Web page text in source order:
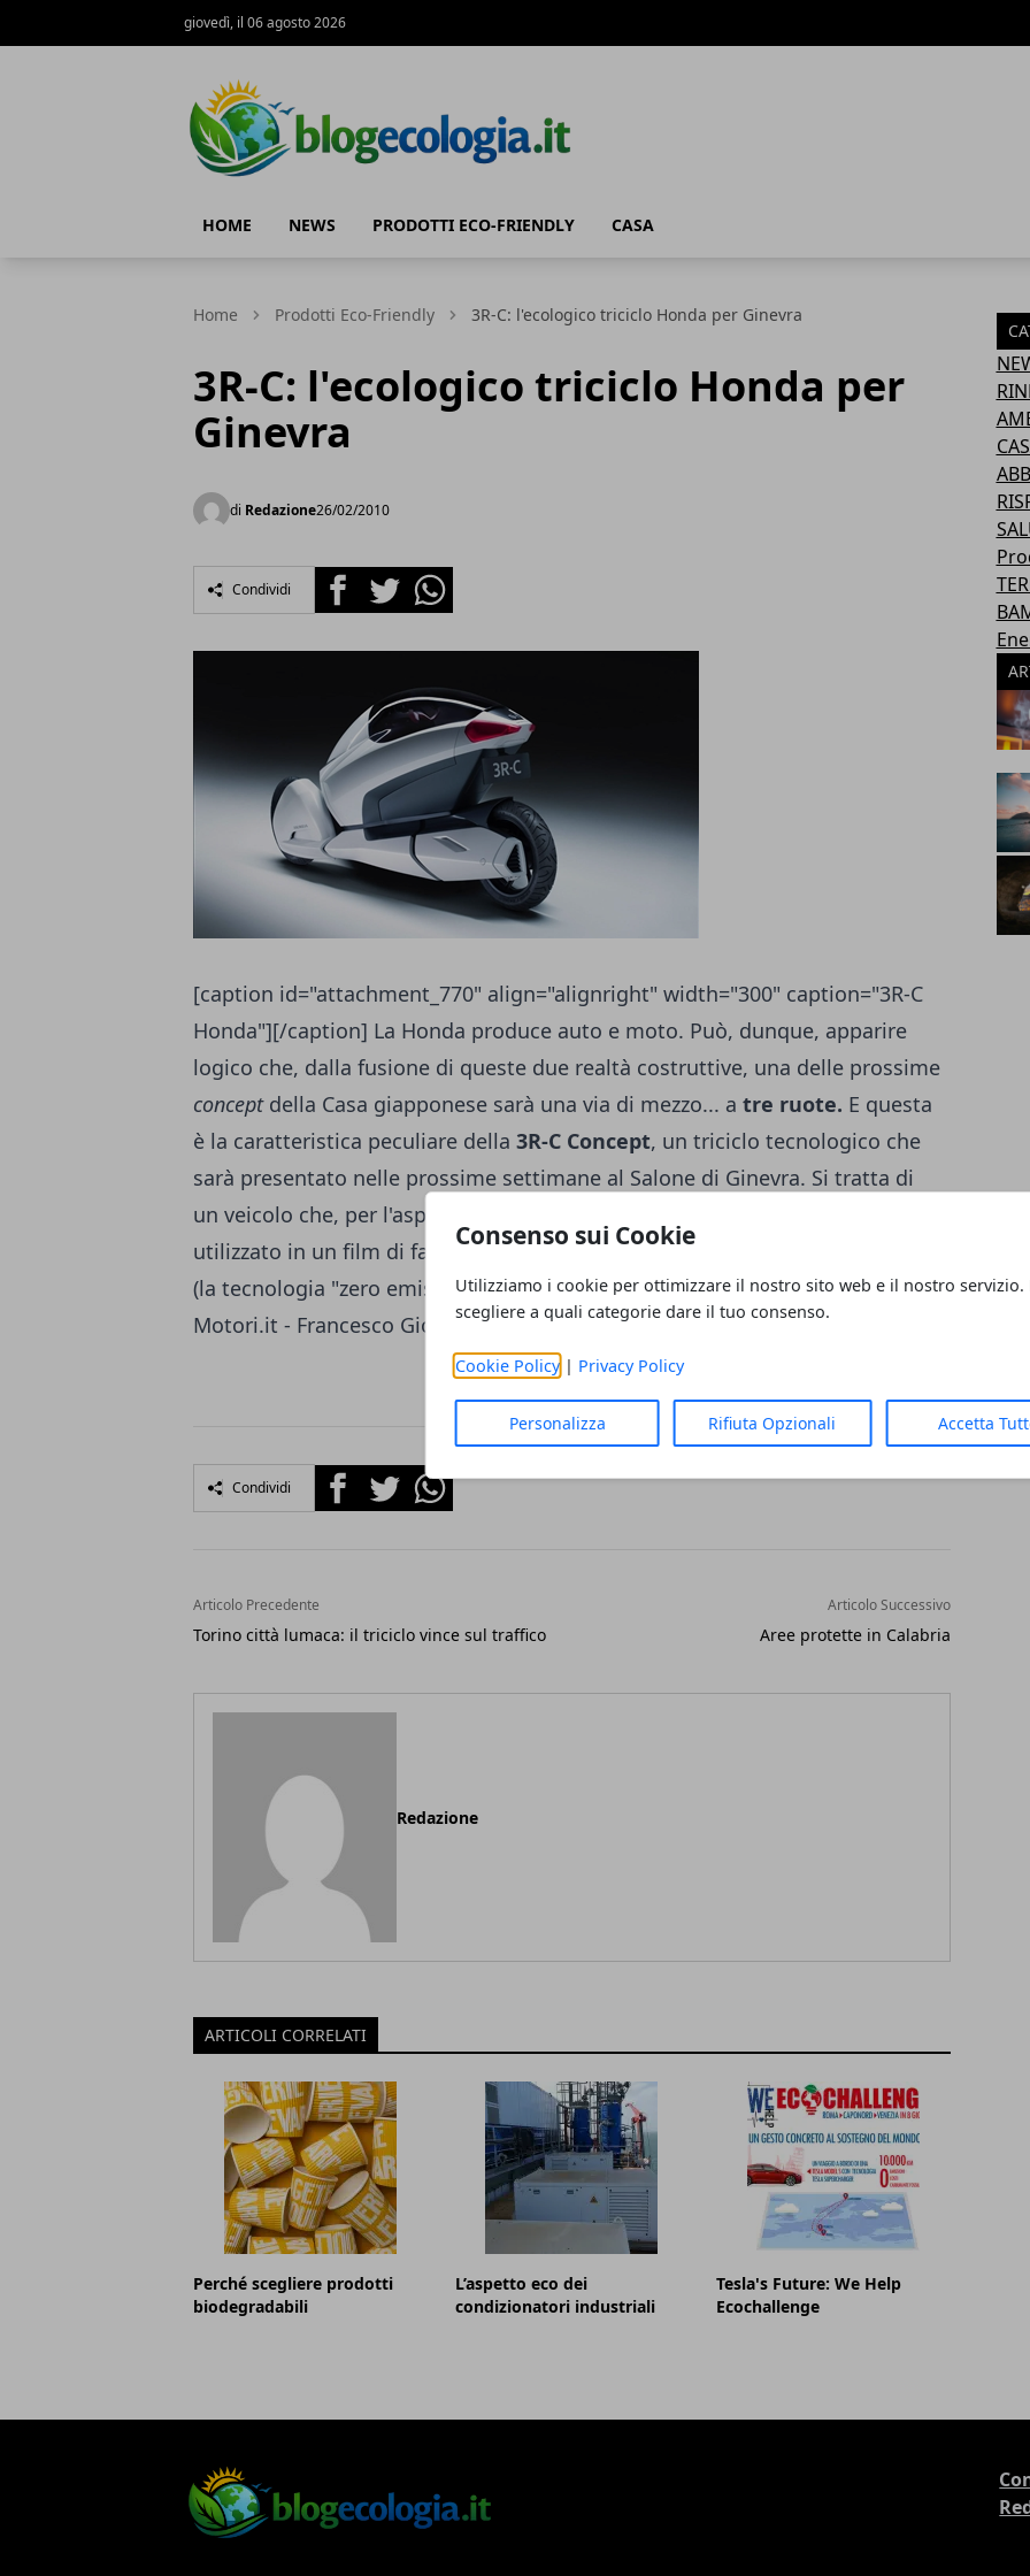
Consenso sui Cookie
Utilizziamo i cookie per ottimizzare il nostro sito web e il nostro servizio.
scegliere a quali categorie dare il tuo consenso.
Cookie Policy| Privacy Policy
Personalizza Rifiuta Opzionali Accetta
giovedì, il 06 agosto 2026
HOME NEWS PRODOTTI ECO-FRIENDLY CASA
Home Prodotti Eco-Friendly 3R-C: l'ecologico triciclo Honda per Ginevra
3R-C: l'ecologico triciclo Honda per
Ginevra
di Redazione26/02/2010
Condividi FacebookTwitterWhatsapp
[caption id="attachment_770" align="alignright" width="300" caption="3R-C
Honda"][/caption] La Honda produce auto e moto. Può, dunque, apparire
logico che, dalla fusione di queste due realtà costruttive, una delle prossime
conceptdella Casa giapponese sarà una via di mezzo... a tre ruote. E questa
è la caratteristica peculiare della 3R-C Concept, un triciclo tecnologico che
sarà presentato nelle prossime settimane al Salone di Ginevra. Si tratta di
un veicolo che, per l'aspetto estetico, potrebbe risultare idoneo per essere
utilizzato in un film di fantascienza. Abitacolo monoposto,
(la tecnologia "zero emissioni" è un imperativo al quale [continua...] Fonte:
Motori.it - Francesco Giorgi
Condividi FacebookTwitterWhatsapp
Articolo Precedente
Torino città lumaca: il triciclo vince sul traffico
Articolo Successivo
Aree protette in Calabria
Redazione
ARTICOLI CORRELATI
Perché scegliere prodotti
biodegradabili
L’aspetto eco dei
condizionatori industriali
Tesla's Future: We Help
Ecochallenge